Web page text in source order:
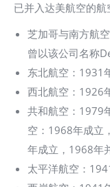
已并入达美航空的航
芝加哥与南方航
曾以该公司名称
东北航空：1931
西北航空：1926
共和航空：1979
空：1968年成立
年成立，1968年
太平洋航空：